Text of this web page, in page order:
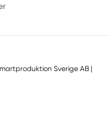
Sverige AB|